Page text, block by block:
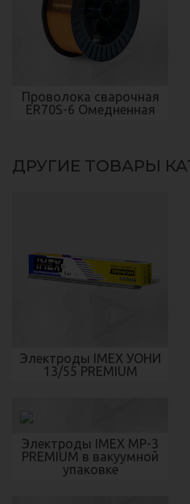
Проволока сварочная
ER70S-6 Омедненная
ДРУГИЕ ТОВАРЫ
Электроды IMEX УОНИ
13/55 PREMIUM
Электроды IMEX МР-3
PREMIUM в вакуумной
упаковке